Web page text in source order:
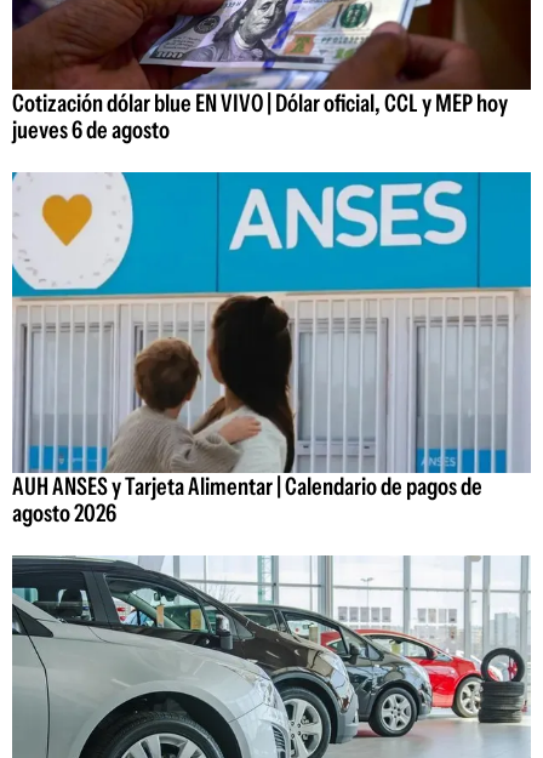
Cotización dólar blue EN VIVO | Dólar oficial, CCL y MEP hoy
jueves 6 de agosto
AUH ANSES y Tarjeta Alimentar | Calendario de pagos de
agosto 2026